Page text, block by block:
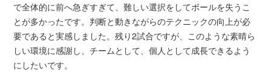
で全体的に前へ急ぎすぎて、難しい選択をしてボールを失うこ
とが多かったです。判断と動きながらのテクニックの向上が必
要であると実感しました。残り2試合ですが、このような素晴ら
しい環境に感謝し、チームとして、個人として成長できるよう
にしたいです。